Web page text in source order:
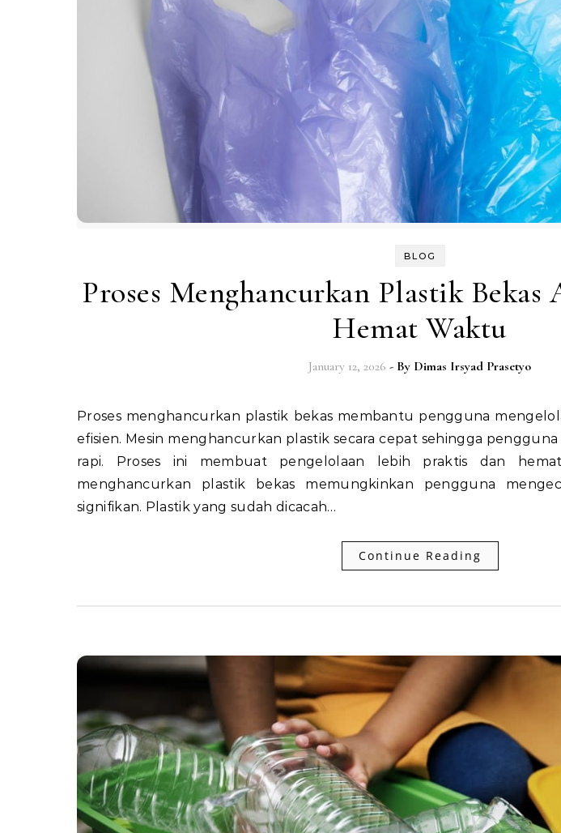
BLOG
Proses Menghancurkan Plastik
Hemat Waktu
January 12, 2026 - By Dimas Irsyad Prasetyo
Proses menghancurkan plastik bekas membantu pengguna mengelola limbah plastik dengan lebih
efisien. Mesin menghancurkan plastik secara cepat sehingga
rapi. Proses ini membuat pengelolaan lebih praktis dan
menghancurkan plastik bekas memungkinkan pengguna
signifikan. Plastik yang sudah dicacah…
Continue Reading